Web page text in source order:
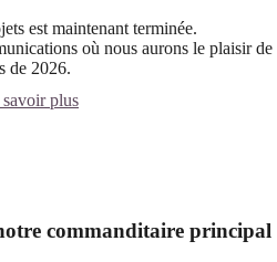
est maintenant terminée.
où nous aurons le plaisir de
de 2026.
plus
commanditaire principal